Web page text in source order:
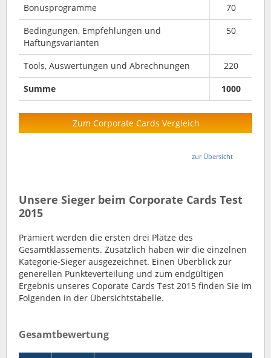
Bonusprogramme
70
Bedingungen, Empfehlungen und
Haftungsvarianten
50
Tools, Auswertungen und Abrechnungen
220
Summe
1000
Zum Corporate Cards Vergleich
zur Übersicht
Unsere Sieger beim Corporate Cards Test
2015
Prämiert werden die ersten drei Plätze des
Gesamtklassements. Zusätzlich haben wir die einzelnen
Kategorie-Sieger ausgezeichnet. Einen Überblick zur
generellen Punkteverteilung und zum endgültigen
Ergebnis unseres Coporate Cards Test 2015 finden Sie im
Folgenden in der Übersichtstabelle.
Gesamtbewertung